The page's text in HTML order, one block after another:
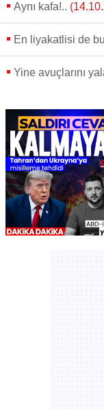
Aynı kafa!..
En liyakatlisi de
Yine avuçlarını